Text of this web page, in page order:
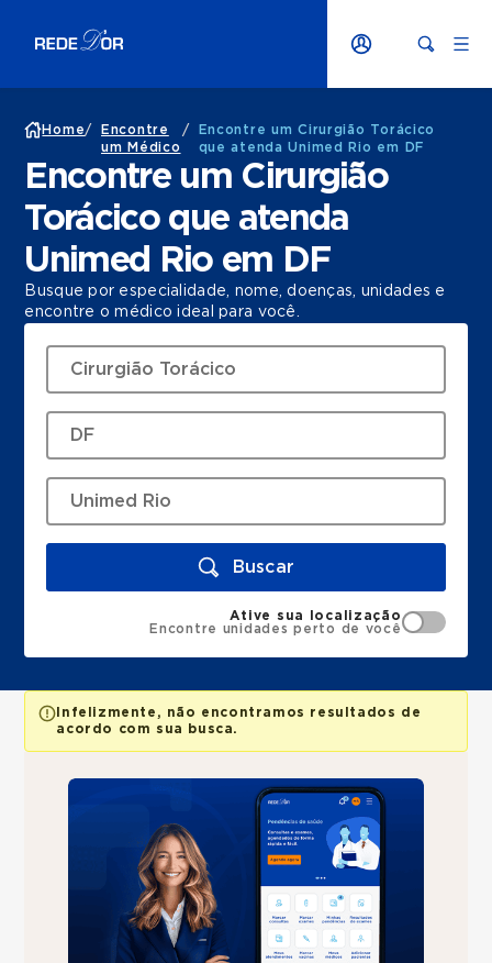
Home/
Encontre
um Médico
/
Encontre um Cirurgião Torácico
que atenda Unimed Rio em DF
Encontre um Cirurgião
Torácico que atenda
Unimed Rio em DF
Busque por especialidade, nome, doenças, unidades e
encontre o médico ideal para você.
Buscar
Ative sua localização
Encontre unidades perto de você
Infelizmente, não encontramos resultados de
acordo com sua busca.